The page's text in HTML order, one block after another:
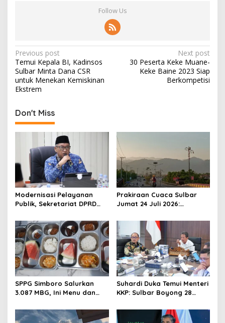
Follow Us
P
o
s
n
a
g
a
t
i
o
n
Previous post
Temui Kepala BI, Kadinsos
Sulbar Minta Dana CSR
untuk Menekan Kemiskinan
Ekstrem
Next post
30 Peserta Keke Muane-
Keke Baine 2023 Siap
Berkompetisi
Don't Miss
Modernisasi Pelayanan
Publik, Sekretariat DPRD
Luncurkan Aplikasi SIPAKDE
Prakiraan Cuaca Sulbar
Jumat 24 Juli 2026:
Daerah Pesisir Cerah
SPPG Simboro Salurkan
3.087 MBG, Ini Menu dan
Suhardi Duka Temui Menteri
KKP: Sulbar Boyong 28
Kapal 30 GT